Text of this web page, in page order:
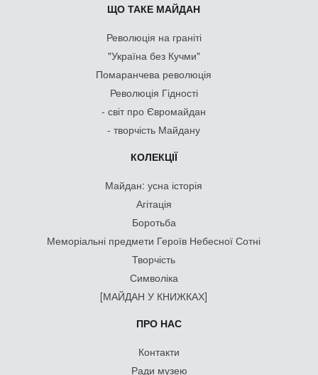
ЩО ТАКЕ МАЙДАН
Революція на граніті
"Україна без Кучми"
Помаранчева революція
Революція Гідності
- світ про Євромайдан
- творчість Майдану
КОЛЕКЦІЇ
Майдан: усна історія
Агітація
Боротьба
Меморіальні предмети Героїв Небесної Сотні
Творчість
Символіка
[МАЙДАН У КНИЖКАХ]
ПРО НАС
Контакти
Ради музею